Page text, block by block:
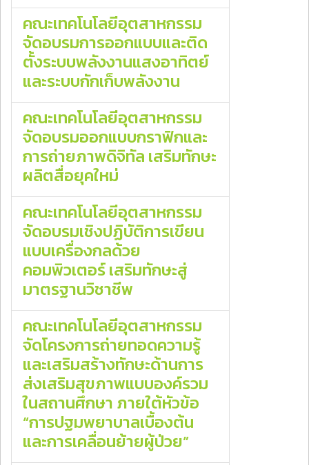
คณะเทคโนโลยีอุตสาหกรรม
จัดอบรมการออกแบบและติด
ตั้งระบบพลังงานแสงอาทิตย์
และระบบกักเก็บพลังงาน
คณะเทคโนโลยีอุตสาหกรรม
จัดอบรมออกแบบกราฟิกและ
การถ่ายภาพดิจิทัล เสริมทักษะ
ผลิตสื่อยุคใหม่
คณะเทคโนโลยีอุตสาหกรรม
จัดอบรมเชิงปฏิบัติการเขียน
แบบเครื่องกลด้วย
คอมพิวเตอร์ เสริมทักษะสู่
มาตรฐานวิชาชีพ
คณะเทคโนโลยีอุตสาหกรรม
จัดโครงการถ่ายทอดความรู้
และเสริมสร้างทักษะด้านการ
ส่งเสริมสุขภาพแบบองค์รวม
ในสถานศึกษา ภายใต้หัวข้อ
“การปฐมพยาบาลเบื้องต้น
และการเคลื่อนย้ายผู้ป่วย”